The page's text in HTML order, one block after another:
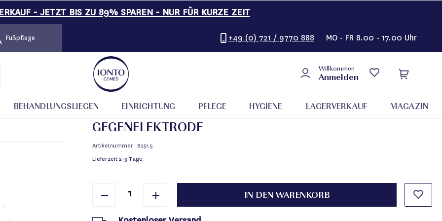
- JETZT BIS ZU 89% SPAREN - NUR FÜR KURZE ZEIT
Fußpflege +49 (0) 721 / 9770 888 MO - FR 8.00 - 17.00 Uhr
Willkommen
Anmelden
BEHANDLUNGSLIEGEN EINRICHTUNG PFLEGE HYGIENE LAGERVERKAUF MAGAZIN
GEGENELEKTRODE
Artikelnummer 8251.5
Lieferzeit2-3 Tage
IN DEN WARENKORB